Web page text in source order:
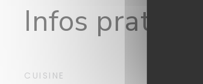
Infos pratiques
CUISINE